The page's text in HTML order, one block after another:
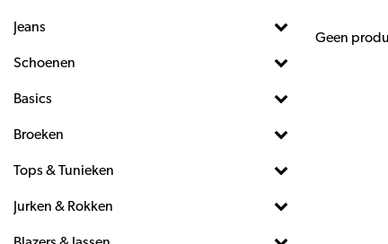
Jeans
Schoenen
Basics
Broeken
Tops & Tunieken
Jurken & Rokken
Geen